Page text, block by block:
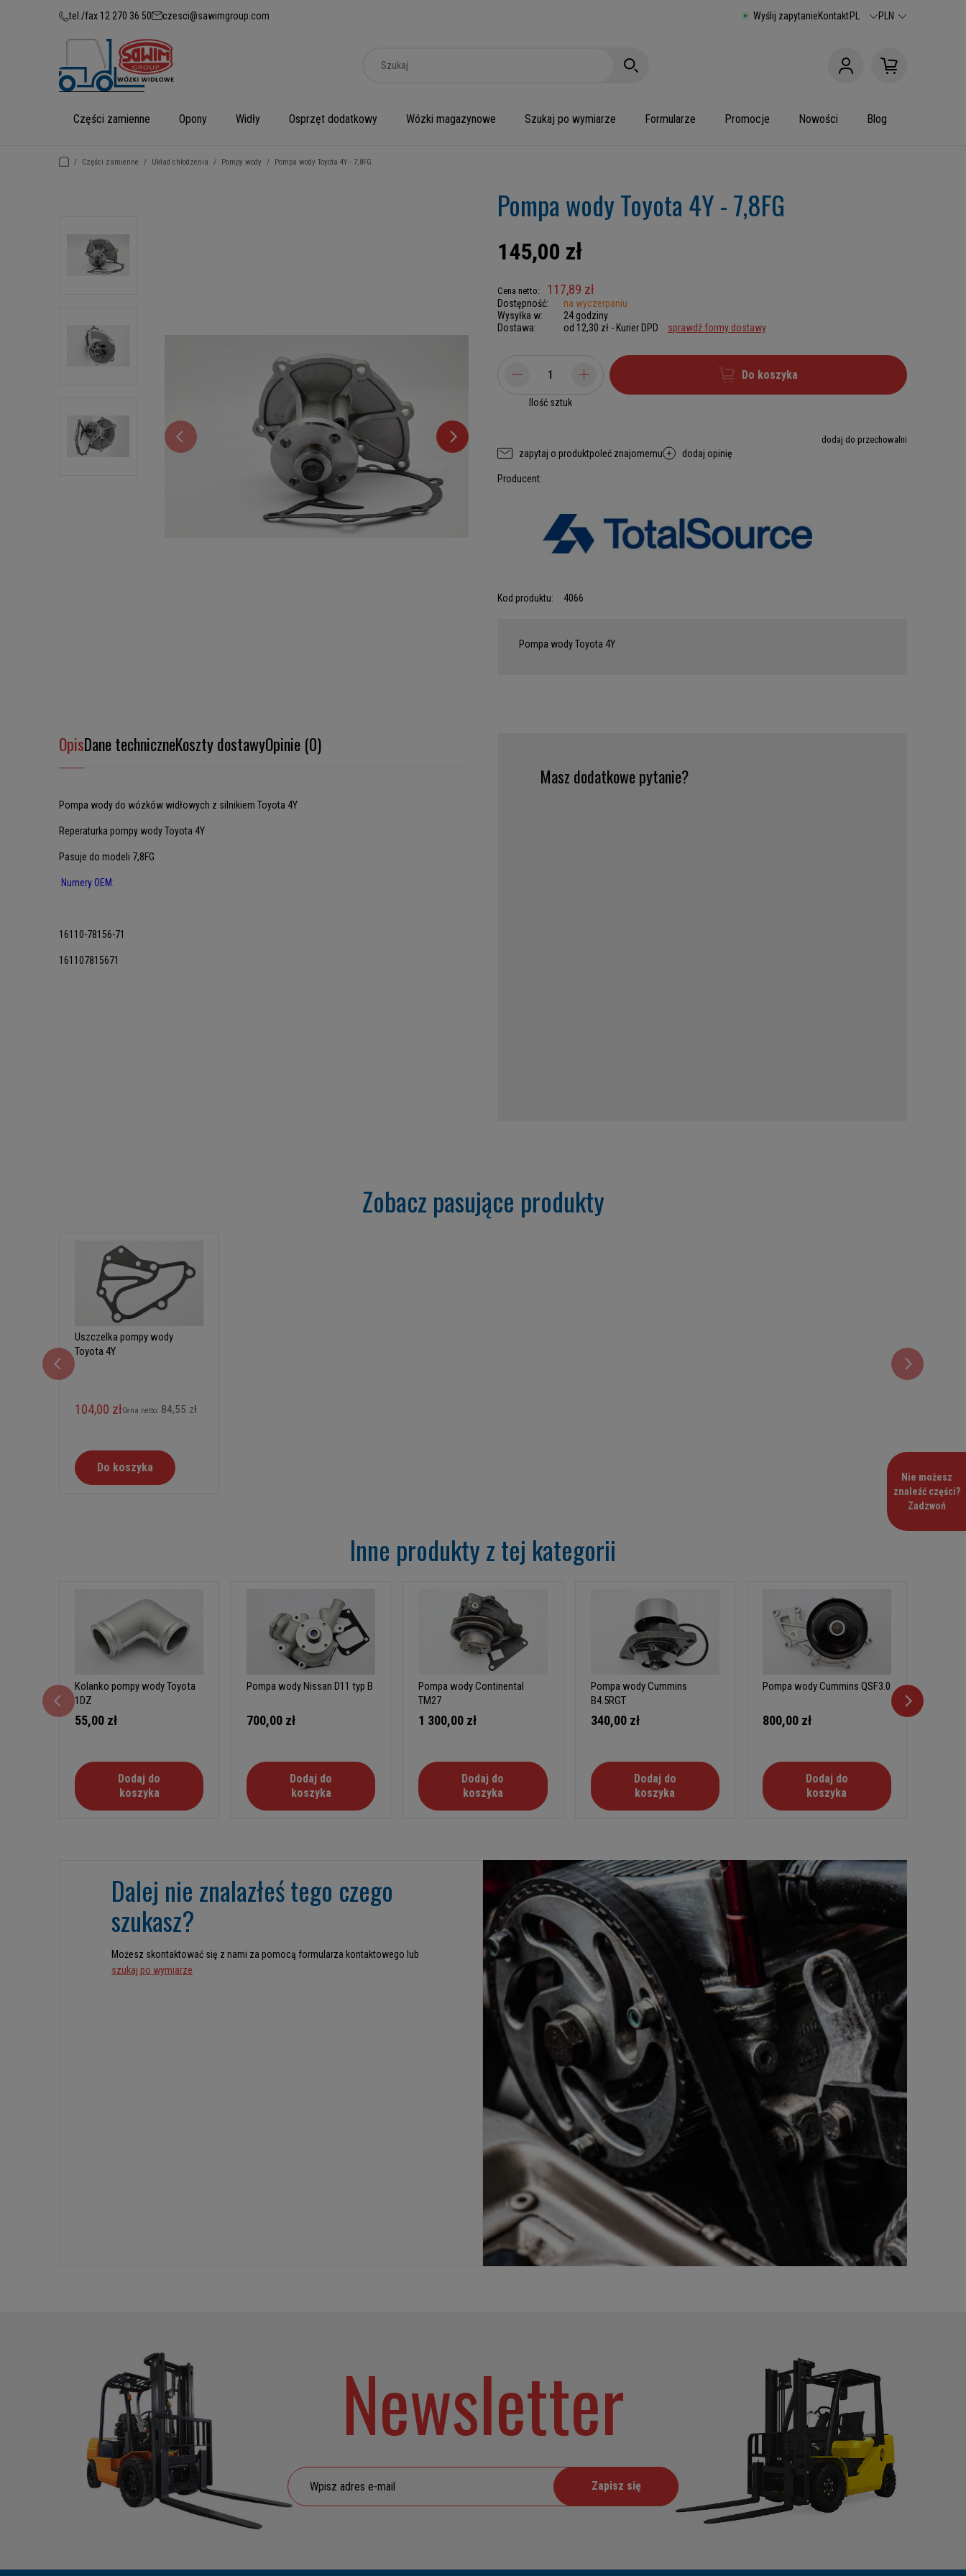
tel./fax 12 270 36 50 czesci@sawimgroup.com Wyślij zapytanieKontaktPL PLN
Części zamienne Opony Widły Osprzęt dodatkowy Wózki magazynowe Szukaj po wymiarze Formularze Promocje Nowości Blog
/ Części zamienne / Układ chłodzenia / Pompy wody / Pompa wody Toyota 4Y - 7,8FG
Pompa wody Toyota 4Y - 7,8FG
145,00 zł
Cena netto: 117,89 zł
Dostępność:
na wyczerpaniu
Wysyłka w:
24 godziny
Dostawa:
od 12,30 zł - Kurier DPD sprawdź formy dostawy
Ilość sztuk
Do koszyka
dodaj do przechowalni
zapytaj o produktpoleć znajomemu dodaj opinię
Producent:
Kod produktu: 4066
Pompa wody Toyota 4Y
OpisDane techniczneKoszty dostawyOpinie (0)
Pompa wody do wózków widłowych z silnikiem Toyota 4Y
Reperaturka pompy wody Toyota 4Y
Pasuje do modeli 7,8FG
Numery OEM:
16110-78156-71
161107815671
Masz dodatkowe pytanie?
Zobacz pasujące produkty
Uszczelka pompy wody
Toyota 4Y
104,00 złCena netto: 84,55 zł
Do koszyka
Inne produkty z tej kategorii
Kolanko pompy wody Toyota
1DZ
55,00 zł
Dodaj do
koszyka
Pompa wody Nissan D11 typ B
700,00 zł
Dodaj do
koszyka
Pompa wody Continental
TM27
1 300,00 zł
Dodaj do
koszyka
Pompa wody Cummins
B4.5RGT
340,00 zł
Dodaj do
koszyka
Pompa wody Cummins QSF3.0
800,00 zł
Dodaj do
koszyka
Dalej nie znalazłeś tego czego
szukasz?
Możesz skontaktować się z nami za pomocą formularza kontaktowego lub
szukaj po wymiarze
Newsletter
Zapisz się
Nie możesz
znaleźć części?
Zadzwoń